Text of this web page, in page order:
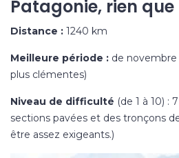
Patagonie, rien
Distance : 1240 km
Meilleure période : de
plus clémentes)
Niveau de difficulté (de 1 à 10) :
sections pavées et des tronçons
être assez exigeants.)